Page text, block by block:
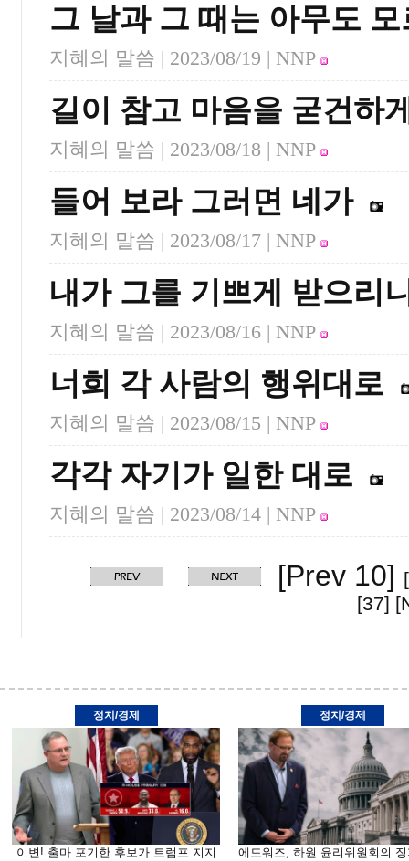
그 날과 그 때는 아무도
지혜의 말씀 | 2023/08/19 | NNP
길이 참고 마음을 굳건하
지혜의 말씀 | 2023/08/18 | NNP
들어 보라 그러면 네가
지혜의 말씀 | 2023/08/17 | NNP
내가 그를 기쁘게 받으리
지혜의 말씀 | 2023/08/16 | NNP
너희 각 사람의 행위대로
지혜의 말씀 | 2023/08/15 | NNP
각각 자기가 일한 대로
지혜의 말씀 | 2023/08/14 | NNP
[Prev 10]
[37]
정치/경제
이변! 출마 포기한 후보가 트럼프 지지
정치/경제
에드워즈, 하원 윤리위원회의